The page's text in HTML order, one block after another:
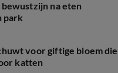
na eten
park
voor giftige bloem die
katten